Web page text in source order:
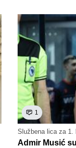
1
Službena lica za 1.
Admir Musić